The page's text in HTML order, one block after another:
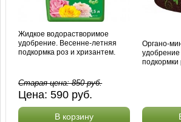
Жидкое водорастворимое
удобрение. Весенне-летняя
подкормка роз и хризантем.
Старая цена:850руб.
Цена:590 руб.
В корзину
Органо-
подкормки